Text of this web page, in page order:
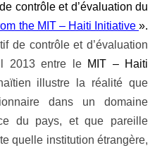
contrôle et d’évaluation du
the MIT – Haiti Initiative».
de contrôle et d’évaluation
2013 entre le MIT – Haiti
illustre la réalité que
dans un domaine
du pays, et que pareille
quelle institution étrangère,